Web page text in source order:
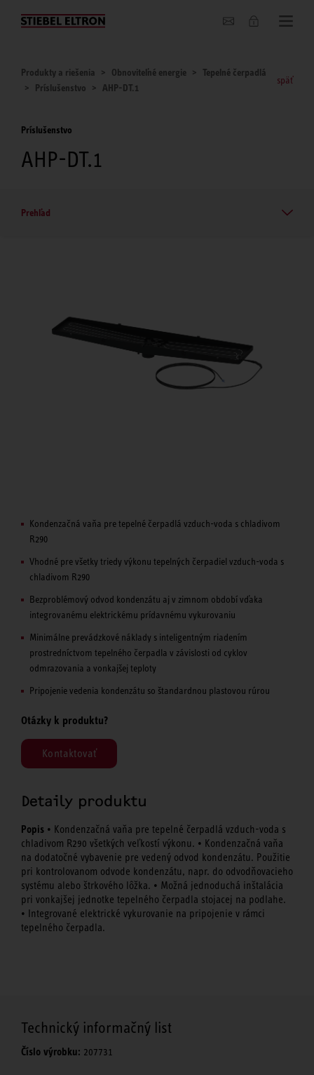
O nás
Produkty a riešenia Obnoviteľné energie
Tepelné čerpadlá
Príslušenstvo
AHP-DT.1
späť
Príslušenstvo
AHP-DT.1
Prehľad
Kondenzačná vaňa pre tepelné čerpadlá vzduch-voda s chladivom
R290
Vhodné pre všetky triedy výkonu tepelných čerpadiel vzduch-voda s
chladivom R290
Bezproblémový odvod kondenzátu aj v zimnom období vďaka
integrovanému elektrickému prídavnému vykurovaniu
Minimálne prevádzkové náklady s inteligentným riadením
prostredníctvom tepelného čerpadla v závislosti od cyklov
odmrazovania a vonkajšej teploty
Pripojenie vedenia kondenzátu so štandardnou plastovou rúrou
Otázky k produktu?
Kontaktovať
Detaily produktu
Popis • Kondenzačná vaňa pre tepelné čerpadlá vzduch-voda s
chladivom R290 všetkých veľkostí výkonu. • Kondenzačná vaňa
na dodatočné vybavenie pre vedený odvod kondenzátu. Použitie
pri kontrolovanom odvode kondenzátu, napr. do odvodňovacieho
systému alebo štrkového lôžka. • Možná jednoduchá inštalácia
pri vonkajšej jednotke tepelného čerpadla stojacej na podlahe.
• Integrované elektrické vykurovanie na pripojenie v rámci
tepelného čerpadla.
Technický informačný list
Číslo výrobku: 207731